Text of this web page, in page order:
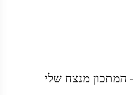
המתכון מנצח שלי